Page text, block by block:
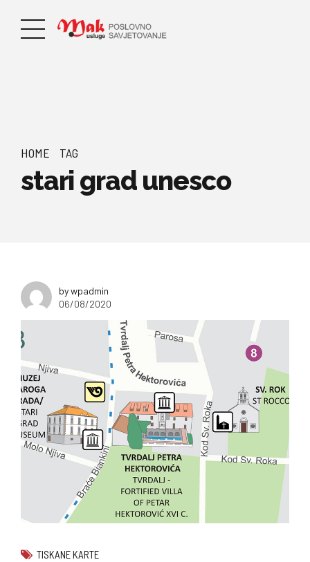
HOME TAG
stari grad unesco
by wpadmin
06/08/2020
TISKANE KARTE